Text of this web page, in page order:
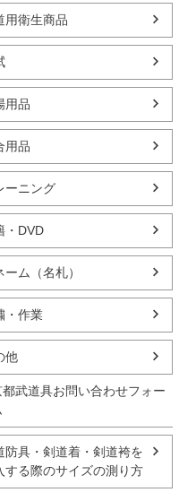
用衛生商品
用品
用品
ーニング
・DVD
ーム（名札）
・作業
他
都武道具お問い合わせフォー
防具・剣道着・剣道袴を
する際のサイズの測り方